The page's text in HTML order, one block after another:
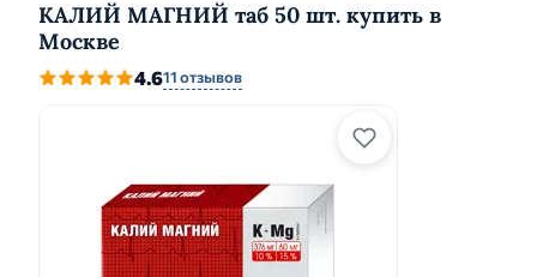
КАЛИЙ МАГНИЙ таб 50 шт. купить в
Москве
4.611 отзывов